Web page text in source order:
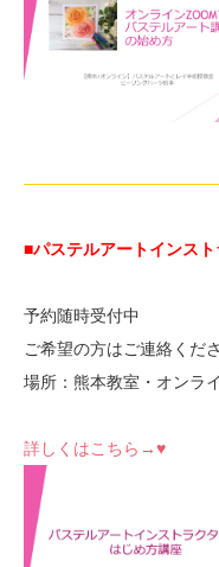
■パステルアートインス
予約随時受付中
ご希望の方はご連絡くだ
場所：熊本教室・オンラ
詳しくはこちら→♥